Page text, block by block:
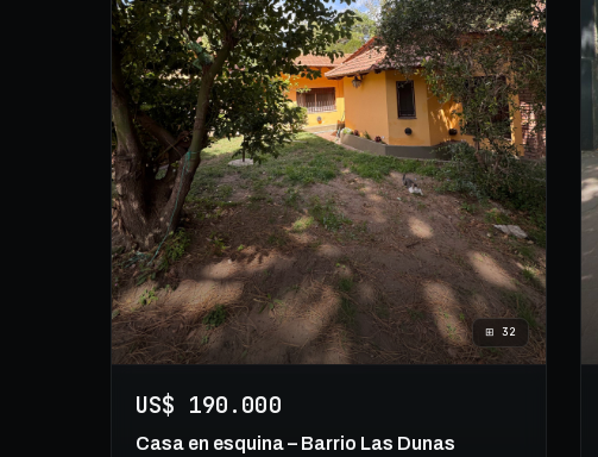
⊞32
US$ 190.000
Casa en esquina – Barrio Las Dunas